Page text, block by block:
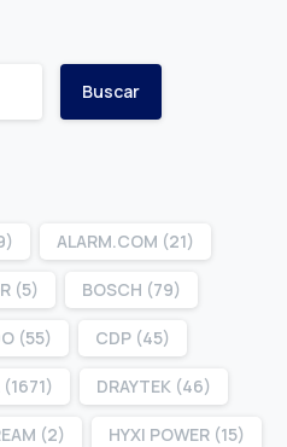
Buscar
ALARM.COM (21)
(5) BOSCH (79)
(55) CDP (45)
(1671) DRAYTEK (46)
(2) HYXI POWER (15)